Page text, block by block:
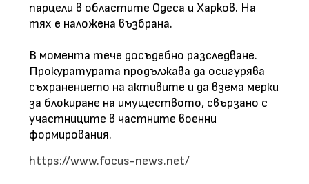
парцели в областите Одеса и Харков. На
тях е наложена възбрана.
В момента тече досъдебно разследване.
Прокуратурата продължава да осигурява
съхранението на активите и да взема мерки
за блокиране на имуществото, свързано с
участниците в частните военни
формирования.
https://www.focus-news.net/